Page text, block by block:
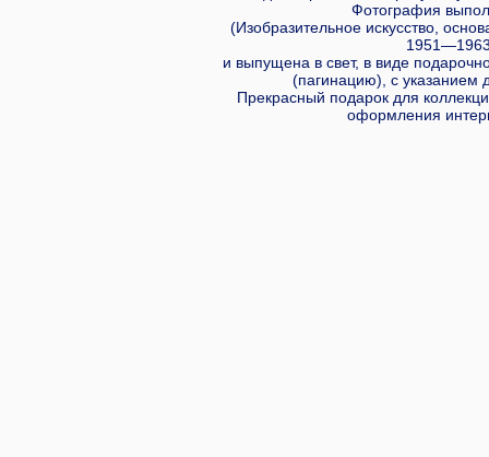
Фотография
(Изобразительное искусство,
1951—1963
и выпущена в свет, в виде
(пагинацию), с указанием
Прекрасный подарок для
оформления